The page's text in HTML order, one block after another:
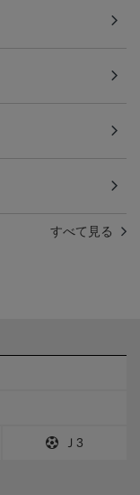
すべて見る
Ｊ3